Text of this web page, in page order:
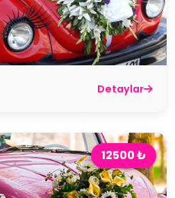
Detaylar
12500 ₺